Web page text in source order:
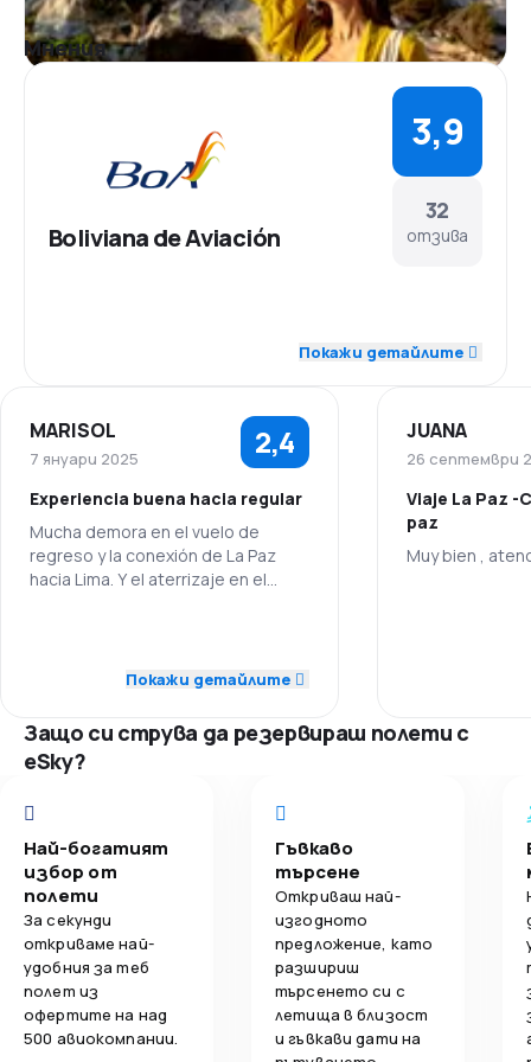
На борда на самолета можете да избереме
между разнообразни храни и наппитки срещу
допълнително заплащане. Ако имате нужда от
специална храна, можете да направите заявка
най-късно 48 часа преди полета.
Допълнителни услуги
Като забавление по време на полета, Boliviana
Мнения
Boliviana de Aviación
32
отзива
3,9
Полетни връзки 3,9
Цени 3,9
Комфорт на пътуване 3,9
Изхранване
Покажи детайлите
MARISOL
7 януари 2025 2,4
Experiencia buena hacia regular
Mucha demora en el vuelo de
regreso y la conexión de La Paz
hacia Lima. Y el aterrizaje en el
1,0
Полетни връзки 2,0
3,0
Комфорт на пътуване 3,0
Обслужване на багаж 1,0
Изхранване 2,0
Покажи детайлите
JUANA
26 септември
Viaje La Paz -
paz
Muy bien ,
Защо си струва да резервираш полети с
eSky?
Най-богатият
избор от
полети
За секунди
откриваме най-
удобния за теб
полет из
офертите на над
500 авиокомпании.
Гъвкаво
търсене
Откриваш най-
изгодното
предложение, като
разшириш
търсенето си с
летища в близост
и гъвкави дати на